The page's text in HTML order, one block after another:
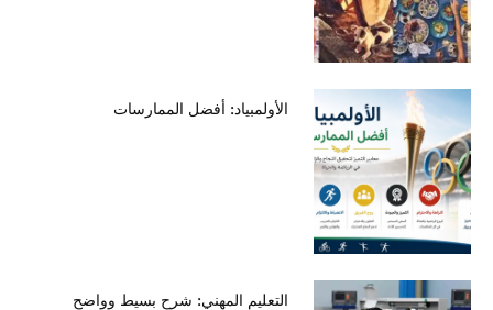
الأولمبياد: أفضل الممارسات
التعليم المهني: شرح بسيط وواضح